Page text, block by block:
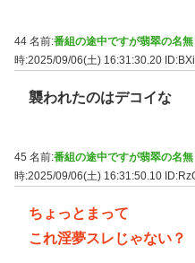
44 名前:番組の途中ですが翡翠の名
時:2025/09/06(土) 16:31:30.20
襲われたのはデコイな
45 名前:番組の途中ですが翡翠の名
時:2025/09/06(土) 16:31:50.10
ちょっとまって
これ淫夢スレじゃない？